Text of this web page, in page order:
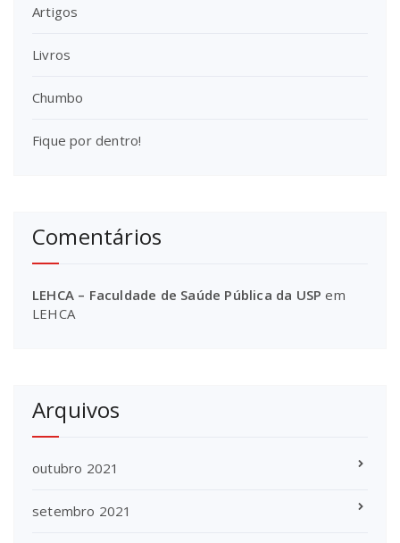
Artigos
Livros
Chumbo
Fique por dentro!
Comentários
LEHCA – Faculdade de Saúde Pública da USP em
LEHCA
Arquivos
outubro 2021
setembro 2021